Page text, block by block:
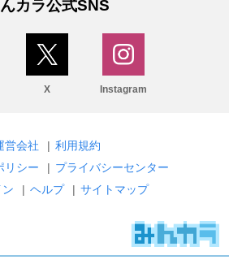
カラ公式SNS
X Instagram
営会社 | 利用規約
リシー
| プライバシーセンター
| ヘルプ | サイトマップ